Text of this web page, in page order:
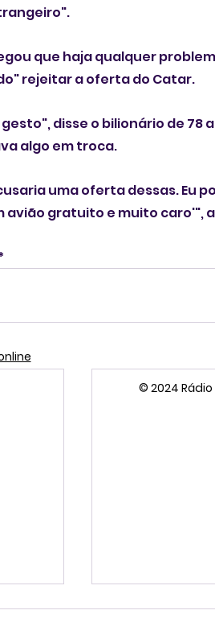
que haja qualquer
rejeitar a oferta do Catar.
gesto", disse o bilionário de
algo em troca.
uma oferta dessas. Eu
avião gratuito e muito caro'",
© 2024